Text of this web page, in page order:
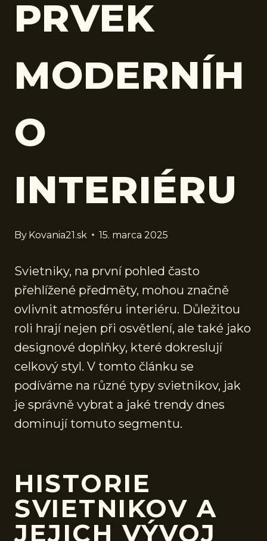
PRVEK
MODERNÍH
O
INTERIÉRU
By Kovania21.sk 15. marca 2025
Svietniky, na první pohled často
přehlížené předměty, mohou značně
ovlivnit atmosféru interiéru. Důležitou
roli hrají nejen při osvětlení, ale také jako
designové doplňky, které dokreslují
celkový styl. V tomto článku se
podíváme na různé typy svietnikov, jak
je správně vybrat a jaké trendy dnes
dominují tomuto segmentu.
HISTORIE
SVIETNIKOV A
JEJICH VÝVOJ